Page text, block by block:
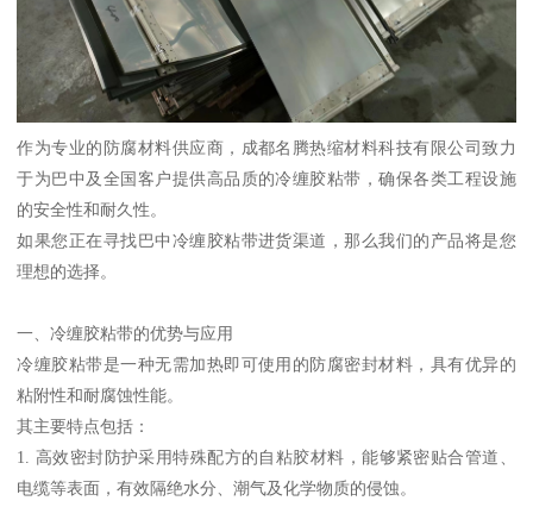
作为专业的防腐材料供应商，成都名腾热缩材料科技有限公司致力
于为巴中及全国客户提供高品质的冷缠胶粘带，确保各类工程设施
的安全性和耐久性。
如果您正在寻找巴中冷缠胶粘带进货渠道，那么我们的产品将是您
理想的选择。
一、冷缠胶粘带的优势与应用
冷缠胶粘带是一种无需加热即可使用的防腐密封材料，具有优异的
粘附性和耐腐蚀性能。
其主要特点包括：
1. 高效密封防护采用特殊配方的自粘胶材料，能够紧密贴合管道、
电缆等表面，有效隔绝水分、潮气及化学物质的侵蚀。